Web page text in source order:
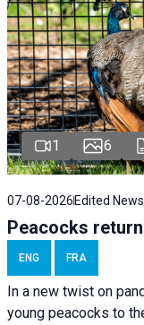
1 6
07-08-2026 Edited News
Peacocks
ENG FRA
In a new twist on
young peacocks to